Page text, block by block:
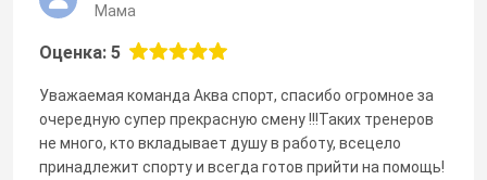
Мама
Оценка: 5
Уважаемая команда Аква спорт, спасибо огромное за
очередную супер прекрасную смену !!!Таких тренеров
не много, кто вкладывает душу в работу, всецело
принадлежит спорту и всегда готов прийти на помощь!